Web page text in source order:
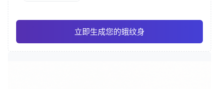
立即生成您的蛾纹身